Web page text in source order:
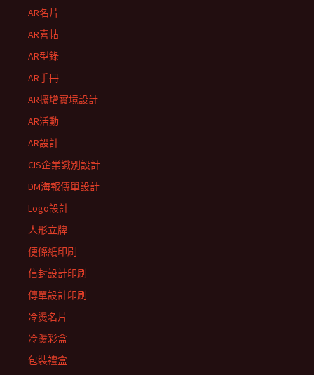
AR名片
AR喜帖
AR型錄
AR手冊
AR擴增實境設計
AR活動
AR設計
CIS企業識別設計
DM海報傳單設計
Logo設計
人形立牌
便條紙印刷
信封設計印刷
傳單設計印刷
冷燙名片
冷燙彩盒
包裝禮盒